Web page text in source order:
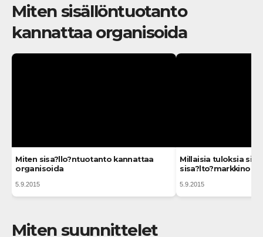
Miten sisällöntuotanto
kannattaa organisoida
Miten sisa?llo?ntuotanto kannattaa
organisoida
5.9.2015
Millaisia tuloksia
5.9.2015
Miten suunnittelet